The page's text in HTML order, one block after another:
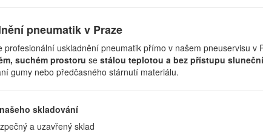
pneumatik v Praze
profesionální uskladnění pneumatik přímo v našem pneuservisu v
suchém prostoru se stálou teplotou a bez přístupu
gumy nebo předčasného stárnutí materiálu.
skladování
a uzavřený sklad